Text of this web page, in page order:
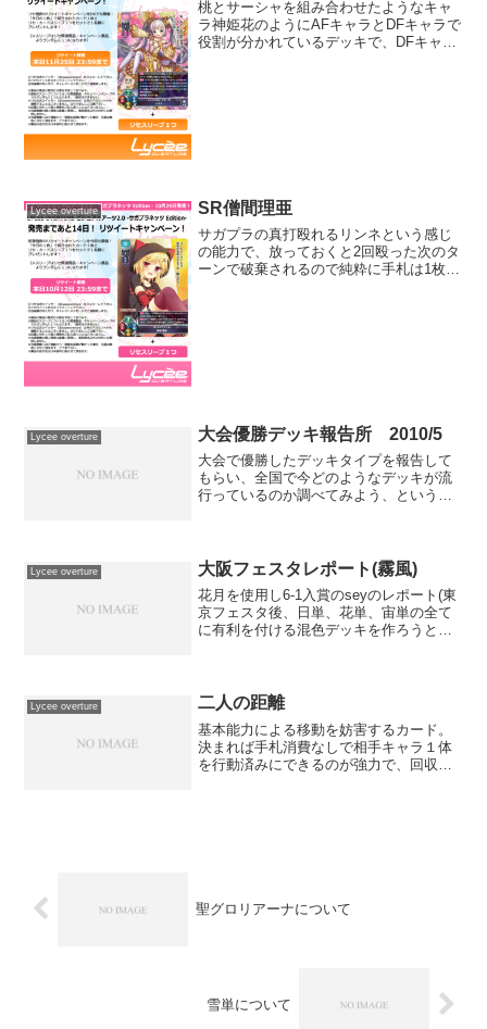
桃とサーシャを組み合わせたようなキャ
ラ神姫花のようにAFキャラとDFキャラで
役割が分かれているデッキで、DFキャラ
Lycee overture SR僧間理亜
サガプラの真打殴れるリンネという感じ
の能力で、放っておくと2回殴った次のタ
ーンで破棄されるので純粋に手札は1枚し
Lycee overture 大会優勝デッキ報告所 2010/5
大会で優勝したデッキタイプを報告して
もらい、全国で今どのようなデッキが流
行っているのか調べてみよう、という企
シュート3、エセルは入...
Lycee overture 大阪フェスタレポート(霧風)
花月を使用し6-1入賞のseyのレポート(東
京フェスタ後、日単、花単、宙単の全て
に有利を付ける混色デッキを作ろうと頑
印象でどうしたも...
Lycee overture 二人の距離
基本能力による移動を妨害するカード。
決まれば手札消費なしで相手キャラ１体
を行動済みにできるのが強力で、回収で
聖グロリアーナについて
雪単について